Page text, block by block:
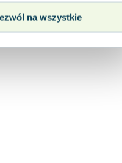
na wszystkie